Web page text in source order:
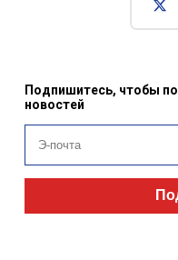
Подпишитесь, чтобы
новостей